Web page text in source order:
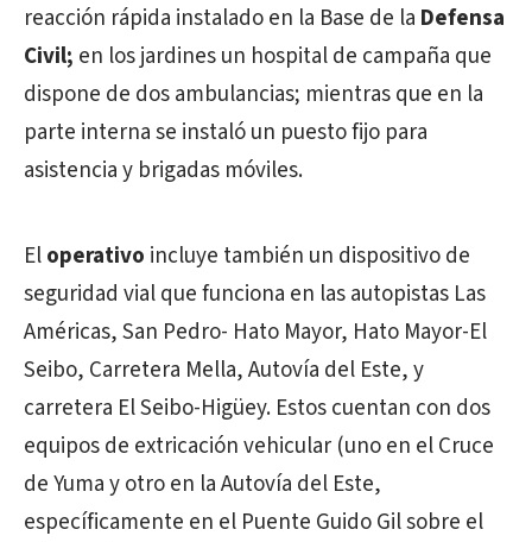
reacción rápida instalado en la Base de la Defensa
Civil; en los jardines un hospital de campaña que
dispone de dos ambulancias; mientras que en la
parte interna se instaló un puesto fijo para
asistencia y brigadas móviles.
Eloperativo incluye también un dispositivo de
seguridad vial que funciona en las autopistas Las
Américas, San Pedro- Hato Mayor, Hato Mayor-El
Seibo, Carretera Mella, Autovía del Este, y
carretera El Seibo-Higüey. Estos cuentan con dos
equipos de extricación vehicular (uno en el Cruce
de Yuma y otro en la Autovía del Este,
específicamente en el Puente Guido Gil sobre el